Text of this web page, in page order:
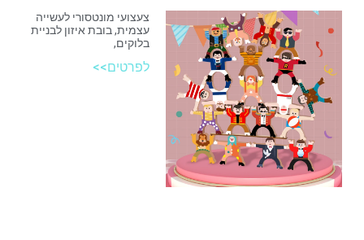
צעצועי מונטסורי לעשייה
עצמית, בובת איזון לבניית
בלוקים,
לפרטים>>